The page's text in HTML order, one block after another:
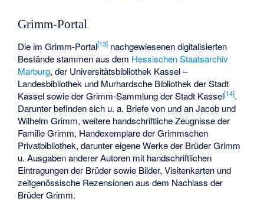
Grimm-Portal
Die im Grimm-Portal[13] nachgewiesenen digitalisierten
Bestände stammen aus dem Hessischen Staatsarchiv
Marburg, der Universitätsbibliothek Kassel –
Landesbibliothek und Murhardsche Bibliothek der Stadt
Kassel sowie der Grimm-Sammlung der Stadt Kassel[14].
Darunter befinden sich u. a. Briefe von und an Jacob und
Wilhelm Grimm, weitere handschriftliche Zeugnisse der
Familie Grimm, Handexemplare der Grimmschen
Privatbibliothek, darunter eigene Werke der Brüder Grimm
u. Ausgaben anderer Autoren mit handschriftlichen
Eintragungen der Brüder sowie Bilder, Visitenkarten und
zeitgenössische Rezensionen aus dem Nachlass der
Brüder Grimm.